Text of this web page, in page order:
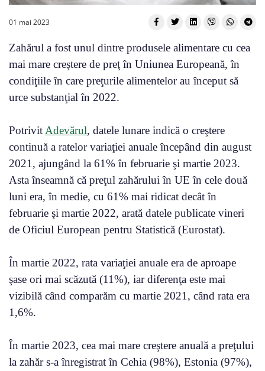
01 mai 2023
Zahărul a fost unul dintre produsele alimentare cu cea
mai mare creştere de preţ în Uniunea Europeană, în
condiţiile în care preţurile alimentelor au început să
urce substanţial în 2022.
Potrivit Adevărul, datele lunare indică o creştere
continuă a ratelor variaţiei anuale începând din august
2021, ajungând la 61% în februarie şi martie 2023.
Asta înseamnă că preţul zahărului în UE în cele două
luni era, în medie, cu 61% mai ridicat decât în
februarie şi martie 2022, arată datele publicate vineri
de Oficiul European pentru Statistică (Eurostat).
În martie 2022, rata variaţiei anuale era de aproape
şase ori mai scăzută (11%), iar diferenţa este mai
vizibilă când comparăm cu martie 2021, când rata era
1,6%.
În martie 2023, cea mai mare creştere anuală a preţului
la zahăr s-a înregistrat în Cehia (98%), Estonia (97%),